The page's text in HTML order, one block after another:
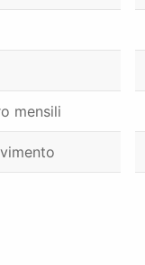
mensili